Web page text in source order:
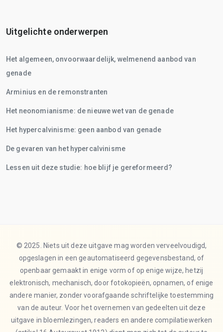
Uitgelichte onderwerpen
Het algemeen, onvoorwaardelijk, welmenend aanbod van
genade
Arminius en de remonstranten
Het neonomianisme: de nieuwe wet van de genade
Het hypercalvinisme: geen aanbod van genade
De gevaren van het hypercalvinisme
Lessen uit deze studie: hoe blijf je gereformeerd?
© 2025. Niets uit deze uitgave mag worden verveelvoudigd,
opgeslagen in een geautomatiseerd gegevensbestand, of
openbaar gemaakt in enige vorm of op enige wijze, hetzij
elektronisch, mechanisch, door fotokopieën, opnamen, of enige
andere manier, zonder voorafgaande schriftelijke toestemming
van de auteur. Voor het overnemen van gedeelten uit deze
uitgave in bloemlezingen, readers en andere compilatiewerken